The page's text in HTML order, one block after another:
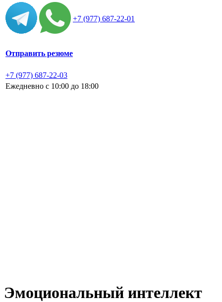
+7 (977) 687-22-01
Отправить резюме
+7 (977) 687-22-03
Ежедневно с 10:00 до 18:00
Эмоциональный интеллект